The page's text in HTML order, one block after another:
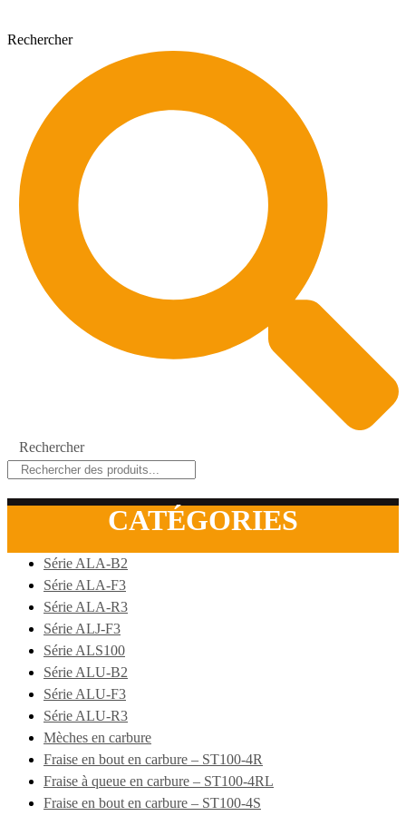
Rechercher
Rechercher
CATÉGORIES
Série ALA-B2
Série ALA-F3
Série ALA-R3
Série ALJ-F3
Série ALS100
Série ALU-B2
Série ALU-F3
Série ALU-R3
Mèches en carbure
Fraise en bout en carbure – ST100-4R
Fraise à queue en carbure – ST100-4RL
Fraise en bout en carbure – ST100-4S